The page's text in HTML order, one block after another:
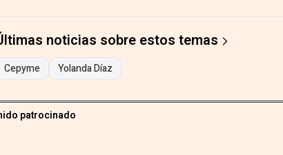
noticias sobre estos temas
Cepyme Yolanda Díaz
patrocinado